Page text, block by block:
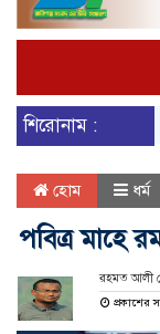
শিরোনাম :
হোম ধর্ম
পবিত্র মাহে
রহমত আলী
প্রকাশের